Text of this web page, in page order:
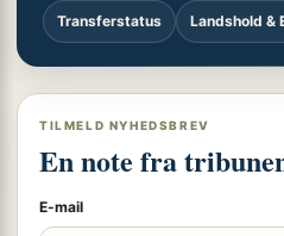
Transferstatus Landshold &
TILMELD NYHEDSBREV
En note fra
E-mail